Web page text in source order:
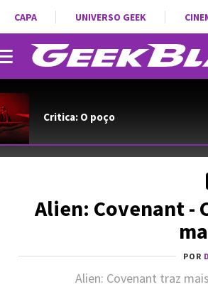
CAPA UNIVERSO GEEK
Critica: O poço
Alien: Covenant -
POR
Alien: Covenant traz